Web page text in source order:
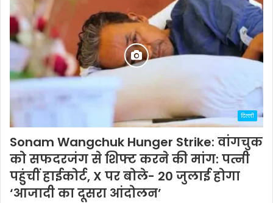
दिल्ली
Sonam Wangchuk Hunger Strike: वांगचुक
को सफदरजंग से शिफ्ट करने की मांग: पत्नी
पहुंचीं हाईकोर्ट, X पर बोले- 20 जुलाई होगा
‘आजादी का दूसरा आंदोलन’